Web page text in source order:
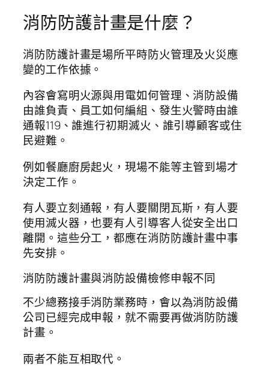
消防防護計畫是什麼？
消防防護計畫是場所平時防火管理及火災應
變的工作依據。
內容會寫明火源與用電如何管理、消防設備
由誰負責、員工如何編組、發生火警時由誰
通報119、誰進行初期滅火、誰引導顧客或住
民避難。
例如餐廳廚房起火，現場不能等主管到場才
決定工作。
有人要立刻通報，有人要關閉瓦斯，有人要
使用滅火器，也要有人引導客人從安全出口
離開。這些分工，都應在消防防護計畫中事
先安排。
消防防護計畫與消防設備檢修申報不同
不少總務接手消防業務時，會以為消防設備
公司已經完成申報，就不需要再做消防防護
計畫。
兩者不能互相取代。